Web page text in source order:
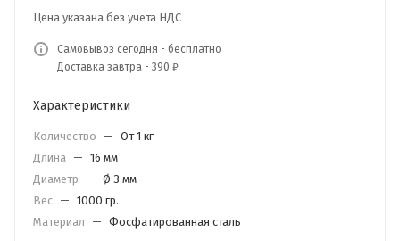
Цена указана без учета НДС
Самовывоз сегодня - бесплатно
Доставка завтра - 390 ₽
Характеристики
Количество — От 1 кг
Длина — 16 мм
Диаметр
— Ø 3 мм
Вес — 1000 гр.
Материал
— Фосфатированная сталь